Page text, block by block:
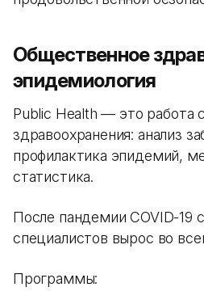
Общественное
эпидемиология
Public Health — это работа
здравоохранения: анализ
профилактика эпидемий,
статистика.
После пандемии COVID-19
специалистов вырос во
Программы: